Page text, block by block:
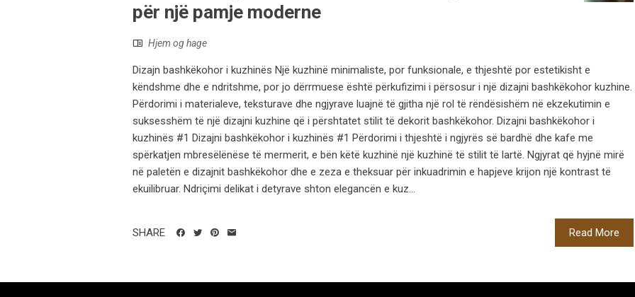
për një pamje moderne
Hjem og hage
Dizajn bashkëkohor i kuzhinës Një kuzhinë minimaliste, por funksionale, e thjeshtë por estetikisht e
këndshme dhe e ndritshme, por jo dërrmuese është përkufizimi i përsosur i një dizajni bashkëkohor kuzhine.
Përdorimi i materialeve, teksturave dhe ngjyrave luajnë të gjitha një rol të rëndësishëm në ekzekutimin e
suksesshëm të një dizajni kuzhine që i përshtatet stilit të dekorit bashkëkohor. Dizajni bashkëkohor i
kuzhinës #1 Dizajni bashkëkohor i kuzhinës #1 Përdorimi i thjeshtë i ngjyrës së bardhë dhe kafe me
spërkatjen mbresëlënëse të mermerit, e bën këtë kuzhinë një kuzhinë të stilit të lartë. Ngjyrat që hyjnë mirë
në paletën e dizajnit bashkëkohor dhe e zeza e theksuar për inkuadrimin e hapjeve krijon një kontrast të
ekuilibruar. Ndriçimi delikat i detyrave shton elegancën e kuz...
Read More
SHARE